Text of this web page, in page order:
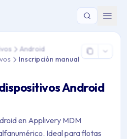
de Dispositivos > Android >
Android
Inscripción manual
Android
en Applivery MDM
Ideal para flotas